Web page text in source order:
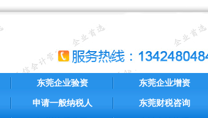
东莞企业验资
申请一般纳税人
东莞企业增资
东莞财税咨询